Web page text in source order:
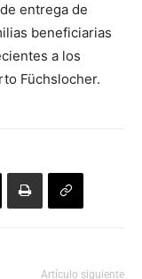
entrega de
beneficiarias
a los
Füchslocher.
Artículo siguiente